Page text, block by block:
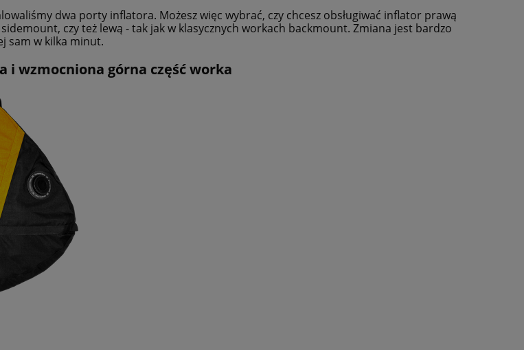
dwa porty inflatora. Możesz więc wybrać, czy chcesz obsługiwać inflator prawą
czy też lewą - tak jak w klasycznych workach backmount. Zmiana jest bardzo
sam w kilka minut.
i wzmocniona górna część worka